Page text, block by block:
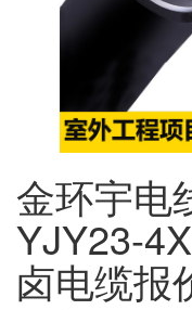
金环宇电
YJY23-
卤电缆报